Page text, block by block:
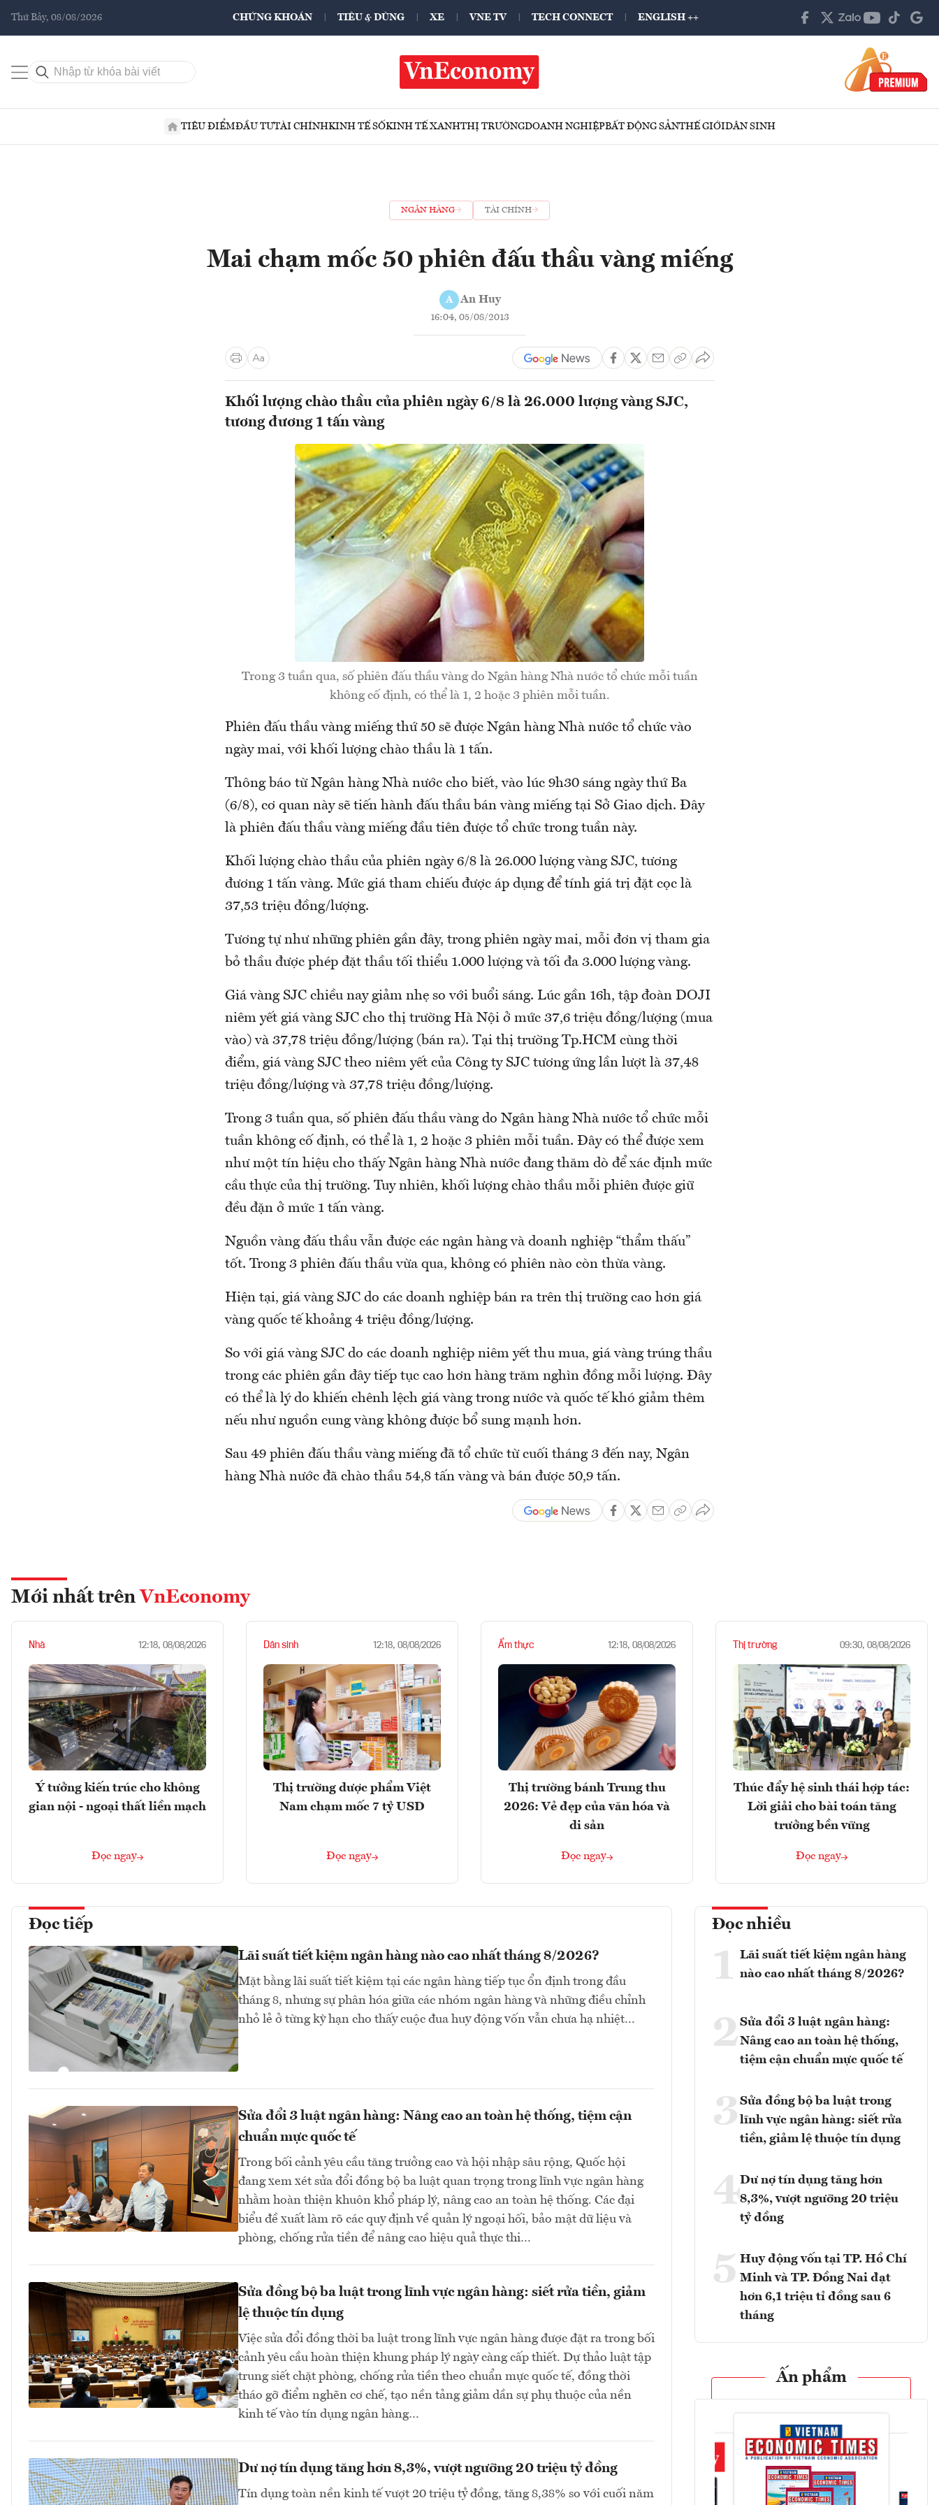
Thứ Bảy, 08/08/2026 CHỨNG KHOÁN TIÊU & DÙNG XE VNE TV TECH CONNECT ENGLISH ++
TIÊU ĐIỂMĐẦU TƯTÀI CHÍNHKINH TẾ SỐKINH TẾ XANHTHỊ TRƯỜNGDOANH NGHIỆPBẤT ĐỘNG SẢNTHẾ GIỚIDÂN SINH
NGÂN HÀNG TÀI CHÍNH
Mai chạm mốc 50 phiên đấu thầu vàng miếng
A An Huy
16:04, 05/08/2013
Khối lượng chào thầu của phiên ngày 6/8 là 26.000 lượng vàng SJC,
tương đương 1 tấn vàng
Trong 3 tuần qua, số phiên đấu thầu vàng do Ngân hàng Nhà nước tổ chức mỗi tuần
không cố định, có thể là 1, 2 hoặc 3 phiên mỗi tuần.
Phiên đấu thầu vàng miếng thứ 50 sẽ được Ngân hàng Nhà nước tổ chức vào
ngày mai, với khối lượng chào thầu là 1 tấn.
Thông báo từ Ngân hàng Nhà nước cho biết, vào lúc 9h30 sáng ngày thứ Ba
(6/8), cơ quan này sẽ tiến hành đấu thầu bán vàng miếng tại Sở Giao dịch. Đây
là phiên đấu thầu vàng miếng đầu tiên được tổ chức trong tuần này.
Khối lượng chào thầu của phiên ngày 6/8 là 26.000 lượng vàng SJC, tương
đương 1 tấn vàng. Mức giá tham chiếu được áp dụng để tính giá trị đặt cọc là
37,53 triệu đồng/lượng.
Tương tự như những phiên gần đây, trong phiên ngày mai, mỗi đơn vị tham gia
bỏ thầu được phép đặt thầu tối thiểu 1.000 lượng và tối đa 3.000 lượng vàng.
Giá vàng SJC chiều nay giảm nhẹ so với buổi sáng. Lúc gần 16h, tập đoàn DOJI
niêm yết giá vàng SJC cho thị trường Hà Nội ở mức 37,6 triệu đồng/lượng (mua
vào) và 37,78 triệu đồng/lượng (bán ra). Tại thị trường Tp.HCM cùng thời
điểm, giá vàng SJC theo niêm yết của Công ty SJC tương ứng lần lượt là 37,48
triệu đồng/lượng và 37,78 triệu đồng/lượng.
Trong 3 tuần qua, số phiên đấu thầu vàng do Ngân hàng Nhà nước tổ chức mỗi
tuần không cố định, có thể là 1, 2 hoặc 3 phiên mỗi tuần. Đây có thể được xem
như một tín hiệu cho thấy Ngân hàng Nhà nước đang thăm dò để xác định mức
cầu thực của thị trường. Tuy nhiên, khối lượng chào thầu mỗi phiên được giữ
đều đặn ở mức 1 tấn vàng.
Nguồn vàng đấu thầu vẫn được các ngân hàng và doanh nghiệp “thẩm thấu”
tốt. Trong 3 phiên đấu thầu vừa qua, không có phiên nào còn thừa vàng.
Hiện tại, giá vàng SJC do các doanh nghiệp bán ra trên thị trường cao hơn giá
vàng quốc tế khoảng 4 triệu đồng/lượng.
So với giá vàng SJC do các doanh nghiệp niêm yết thu mua, giá vàng trúng thầu
trong các phiên gần đây tiếp tục cao hơn hàng trăm nghìn đồng mỗi lượng. Đây
có thể là lý do khiến chênh lệch giá vàng trong nước và quốc tế khó giảm thêm
nếu như nguồn cung vàng không được bổ sung mạnh hơn.
Sau 49 phiên đấu thầu vàng miếng đã tổ chức từ cuối tháng 3 đến nay, Ngân
hàng Nhà nước đã chào thầu 54,8 tấn vàng và bán được 50,9 tấn.
Mới nhất trên VnEconomy
Nhà 12:18, 08/08/2026
Ý tưởng kiến trúc cho không
gian nội - ngoại thất liền mạch
Đọc ngay
Dân sinh 12:18, 08/08/2026
Thị trường dược phẩm Việt
Nam chạm mốc 7 tỷ USD
Đọc ngay
Ẩm thực 12:18, 08/08/2026
Thị trường bánh Trung thu
2026: Vẻ đẹp của văn hóa và
di sản
Đọc ngay
Thị trường 09:30, 08/08/2026
Thúc đẩy hệ sinh thái hợp tác:
Lời giải cho bài toán tăng
trưởng bền vững
Đọc ngay
Đọc tiếp
Lãi suất tiết kiệm ngân hàng nào cao nhất tháng 8/2026?
Mặt bằng lãi suất tiết kiệm tại các ngân hàng tiếp tục ổn định trong đầu
tháng 8, nhưng sự phân hóa giữa các nhóm ngân hàng và những điều chỉnh
nhỏ lẻ ở từng kỳ hạn cho thấy cuộc đua huy động vốn vẫn chưa hạ nhiệt…
Sửa đổi 3 luật ngân hàng: Nâng cao an toàn hệ thống, tiệm cận
chuẩn mực quốc tế
Trong bối cảnh yêu cầu tăng trưởng cao và hội nhập sâu rộng, Quốc hội
đang xem xét sửa đổi đồng bộ ba luật quan trọng trong lĩnh vực ngân hàng
nhằm hoàn thiện khuôn khổ pháp lý, nâng cao an toàn hệ thống. Các đại
biểu đề xuất làm rõ các quy định về quản lý ngoại hối, bảo mật dữ liệu và
phòng, chống rửa tiền để nâng cao hiệu quả thực thi…
Sửa đồng bộ ba luật trong lĩnh vực ngân hàng: siết rửa tiền, giảm
lệ thuộc tín dụng
Việc sửa đổi đồng thời ba luật trong lĩnh vực ngân hàng được đặt ra trong bối
cảnh yêu cầu hoàn thiện khung pháp lý ngày càng cấp thiết. Dự thảo luật tập
trung siết chặt phòng, chống rửa tiền theo chuẩn mực quốc tế, đồng thời
tháo gỡ điểm nghẽn cơ chế, tạo nền tảng giảm dần sự phụ thuộc của nền
kinh tế vào tín dụng ngân hàng…
Dư nợ tín dụng tăng hơn 8,3%, vượt ngưỡng 20 triệu tỷ đồng
Tín dụng toàn nền kinh tế vượt 20 triệu tỷ đồng, tăng 8,38% so với cuối năm
Đọc nhiều
1 Lãi suất tiết kiệm ngân hàng
nào cao nhất tháng 8/2026?
2Sửa đổi 3 luật ngân hàng:
Nâng cao an toàn hệ thống,
tiệm cận chuẩn mực quốc tế
3 Sửa đồng bộ ba luật trong
lĩnh vực ngân hàng: siết rửa
tiền, giảm lệ thuộc tín dụng
4Dư nợ tín dụng tăng hơn
8,3%, vượt ngưỡng 20 triệu
tỷ đồng
5 Huy động vốn tại TP. Hồ Chí
Minh và TP. Đồng Nai đạt
hơn 6,1 triệu tỉ đồng sau 6
tháng
Ấn phẩm